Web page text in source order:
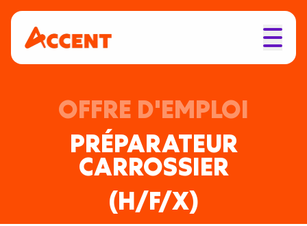
OFFRE D'EMPLOI
PRÉPARATEUR
CARROSSIER
(H/F/X)